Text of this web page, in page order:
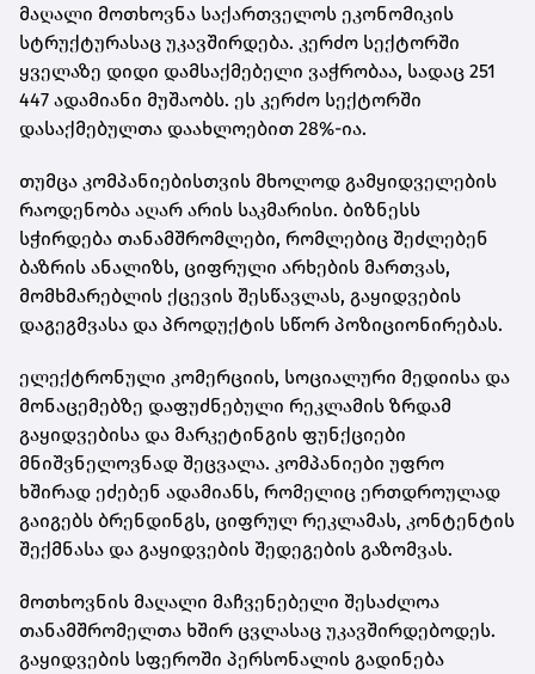
მაღალი მოთხოვნა საქართველოს ეკონომიკის
სტრუქტურასაც უკავშირდება. კერძო სექტორში
ყველაზე დიდი დამსაქმებელი ვაჭრობაა, სადაც 251
447 ადამიანი მუშაობს. ეს კერძო სექტორში
დასაქმებულთა დაახლოებით 28%-ია.
თუმცა კომპანიებისთვის მხოლოდ გამყიდველების
რაოდენობა აღარ არის საკმარისი. ბიზნესს
სჭირდება თანამშრომლები, რომლებიც შეძლებენ
ბაზრის ანალიზს, ციფრული არხების მართვას,
მომხმარებლის ქცევის შესწავლას, გაყიდვების
დაგეგმვასა და პროდუქტის სწორ პოზიციონირებას.
ელექტრონული კომერციის, სოციალური მედიისა და
მონაცემებზე დაფუძნებული რეკლამის ზრდამ
გაყიდვებისა და მარკეტინგის ფუნქციები
მნიშვნელოვნად შეცვალა. კომპანიები უფრო
ხშირად ეძებენ ადამიანს, რომელიც ერთდროულად
გაიგებს ბრენდინგს, ციფრულ რეკლამას, კონტენტის
შექმნასა და გაყიდვების შედეგების გაზომვას.
მოთხოვნის მაღალი მაჩვენებელი შესაძლოა
თანამშრომელთა ხშირ ცვლასაც უკავშირდებოდეს.
გაყიდვების სფეროში პერსონალის გადინება